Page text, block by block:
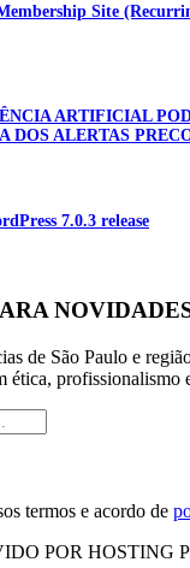
Site
ARTIFICIAL
DOS ALERTAS
7.0.3 release
de São Paulo e
ética, profissionalismo
termos e acordo de
POR HOSTING